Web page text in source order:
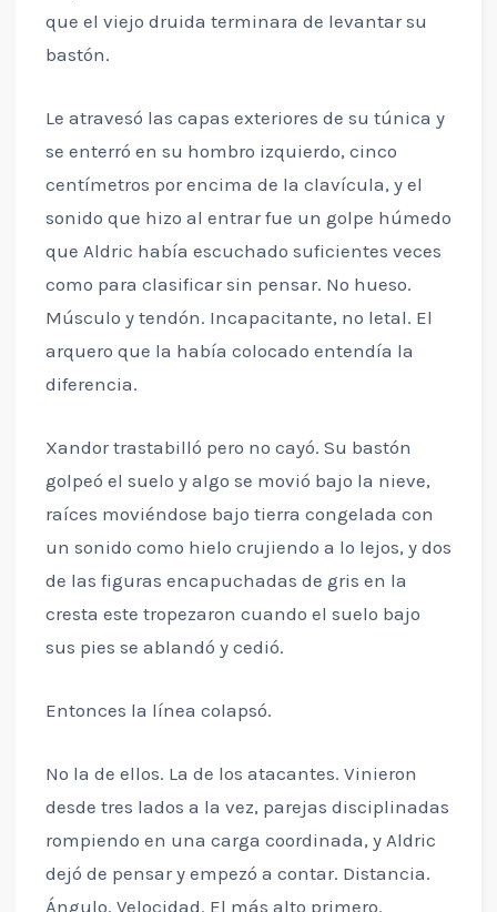
que el viejo druida terminara de levantar su
bastón.
Le atravesó las capas exteriores de su túnica y
se enterró en su hombro izquierdo, cinco
centímetros por encima de la clavícula, y el
sonido que hizo al entrar fue un golpe húmedo
que Aldric había escuchado suficientes veces
como para clasificar sin pensar. No hueso.
Músculo y tendón. Incapacitante, no letal. El
arquero que la había colocado entendía la
diferencia.
Xandor trastabilló pero no cayó. Su bastón
golpeó el suelo y algo se movió bajo la nieve,
raíces moviéndose bajo tierra congelada con
un sonido como hielo crujiendo a lo lejos, y dos
de las figuras encapuchadas de gris en la
cresta este tropezaron cuando el suelo bajo
sus pies se ablandó y cedió.
Entonces la línea colapsó.
No la de ellos. La de los atacantes. Vinieron
desde tres lados a la vez, parejas disciplinadas
rompiendo en una carga coordinada, y Aldric
dejó de pensar y empezó a contar. Distancia.
Ángulo. Velocidad. El más alto primero.